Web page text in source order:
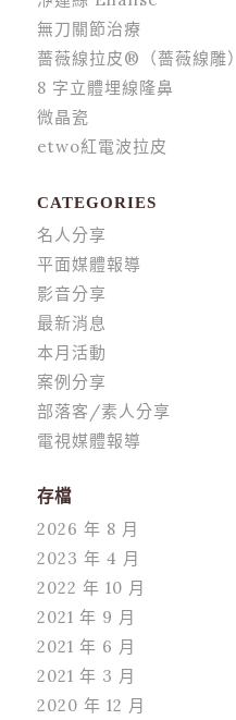
無刀關節治療
薔薇線拉皮®（薔薇線雕）
8 字立體埋線隆鼻
微晶瓷
etwo紅電波拉皮
CATEGORIES
名人分享
平面媒體報導
影音分享
最新消息
本月活動
案例分享
部落客/素人分享
電視媒體報導
存檔
2026 年 8 月
2023 年 4 月
2022 年 10 月
2021 年 9 月
2021 年 6 月
2021 年 3 月
2020 年 12 月